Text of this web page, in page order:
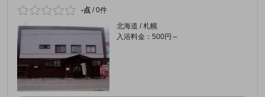
-点 /0件
北海道 / 札幌
入浴料金：500円～